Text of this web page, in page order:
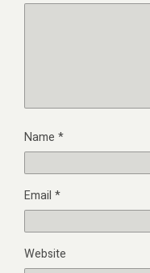
Name *
Email *
Website